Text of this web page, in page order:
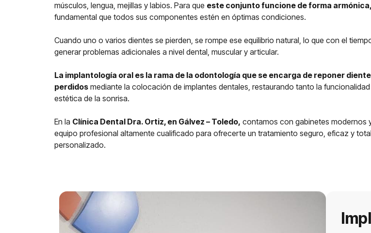
músculos, lengua, mejillas y labios. Para que este conjunto funcione de forma armónica,
fundamental que todos sus componentes estén en óptimas condiciones.
Cuando uno o varios dientes se pierden, se rompe ese equilibrio natural, lo que con el
generar problemas adicionales a nivel dental, muscular y articular.
La implantología oral es la rama de la odontología que se encarga de reponer
perdidos mediante la colocación de implantes dentales, restaurando tanto la
estética de la sonrisa.
En la Clínica Dental Dra. Ortiz, en Gálvez – Toledo, contamos con gabinetes modernos
equipo profesional altamente cualificado para ofrecerte un tratamiento seguro, eficaz y
personalizado.